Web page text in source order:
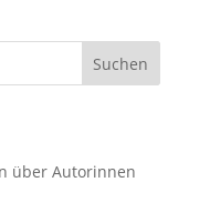
Suchen
über Autorinnen